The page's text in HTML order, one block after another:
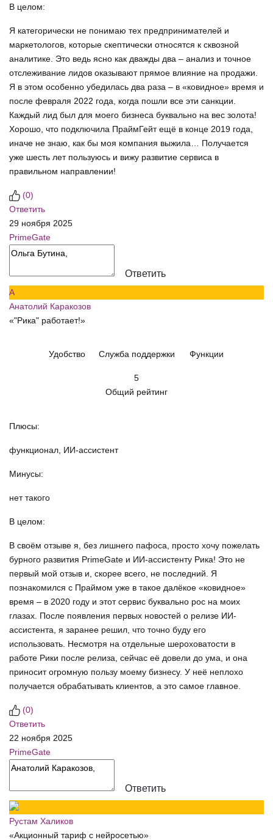
В целом:
Я категорически не понимаю тех предпринимателей и
маркетологов, которые скептически относятся к сквозной
аналитике. Это ведь ясно как дважды два – анализ и точное
отслеживание лидов оказывают прямое влияние на продажи.
Я в этом особенно убедилась два раза – в «ковидное» время и
после февраля 2022 года, когда пошли все эти санкции.
Каждый лид был для моего бизнеса буквально на вес золота!
Хорошо, что подключила ПраймГейт ещё в конце 2019 года,
иначе не знаю, как бы моя компания выжила… Получается
уже шесть лет пользуюсь и вижу развитие сервиса в
правильном направлении!
(0)
Ответить
29 ноября 2025
PrimeGate
Ответить
А
Анатолий Каракозов
«"Рика" работает!»
Удобство Служба поддержки Функции
5
Общий рейтинг
Плюсы:
функционал, ИИ-ассистент
Минусы:
нет такого
В целом:
В своём отзыве я, без лишнего пафоса, просто хочу пожелать
бурного развития PrimeGate и ИИ-ассистенту Рика! Это не
первый мой отзыв и, скорее всего, не последний. Я
познакомился с Праймом уже в такое далёкое «ковидное»
время – в 2020 году и этот сервис буквально рос на моих
глазах. После появления первых новостей о релизе ИИ-
ассистента, я заранее решил, что точно буду его
использовать. Несмотря на отдельные шероховатости в
работе Рики после релиза, сейчас её довели до ума, и она
приносит огромную пользу моему бизнесу. У неё неплохо
получается обрабатывать клиентов, а это самое главное.
(0)
Ответить
22 ноября 2025
PrimeGate
Ответить
Рустам Халиков
«Акционный тариф с нейросетью»